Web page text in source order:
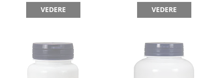
VEDERE VEDERE